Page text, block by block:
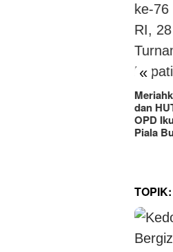
«
Kritik
Jakut,
Minta
Tangan
TOPIK: